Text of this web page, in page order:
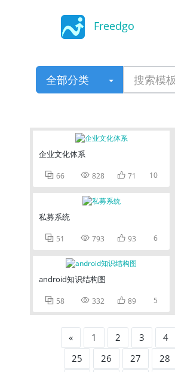
Freedgo
全部分类
企业文化体系
 66  828  71 10
私募系统
 51  793  93 6
android知识结构图
 58  332  89 5
« 1 2 3 4
25
26 27 28